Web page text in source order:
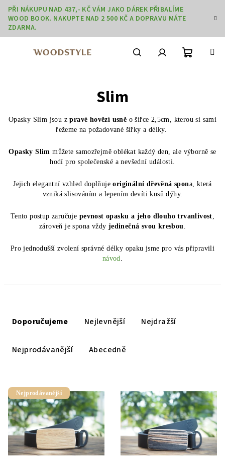
Přejít
obsah
PŘI NÁKUPU NAD 437,- KČ VÁM JAKO DÁREK PŘIBALÍME
WOOD BOOK. NAKUPTE NAD 2 500 KČ A DOPRAVU MÁTE
ZDARMA.
Slim
Opasky Slim jsou zpravé hovězí usně o šířce 2,5cm, kterou si sami
řežeme na požadované šířky a délky.
Opasky Slim můžete samozřejmě oblékat každý den, ale výborně se
hodí pro společenské a nevšední události.
Jejich elegantní vzhled doplňujeoriginální dřevěná spona, která
vzniká slisováním a lepením devíti kusů dýhy.
Tento postup zaručuje pevnost opasku a jeho dlouho trvanlivost,
zároveň je spona vždy jedinečná svou kresbou.
Pro jednodušší zvolení správné délky opaku jsme pro vás připravili
návod.
p
r
o
d
u
Doporučujeme Nejlevnější Nejdražší
Nejprodávanější Abecedně
V
ý
p
s
p
Nejprodávanější